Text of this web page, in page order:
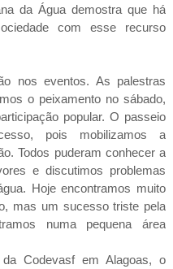
da Água demostra que há
com esse recurso
nos eventos. As palestras
o peixamento no sábado,
popular. O passeio
pois mobilizamos a
Todos puderam conhecer a
e discutimos problemas
Hoje encontramos muito
mas um sucesso triste pela
numa pequena área
da Codevasf em Alagoas, o